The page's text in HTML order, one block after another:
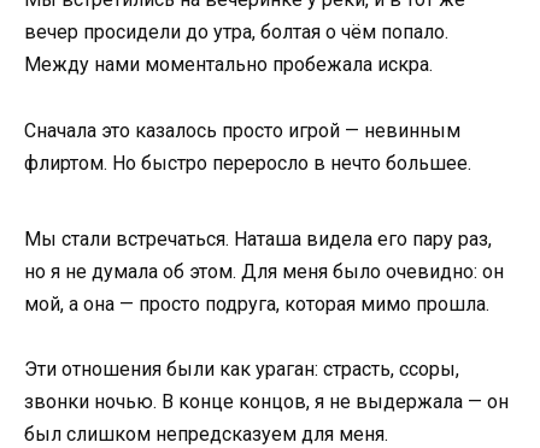
вечер просидели до утра, болтая о чём попало.
Между нами моментально пробежала искра.
Сначала это казалось просто игрой — невинным
флиртом. Но быстро переросло в нечто большее.
Мы стали встречаться. Наташа видела его пару раз,
но я не думала об этом. Для меня было очевидно: он
мой, а она — просто подруга, которая мимо прошла.
Эти отношения были как ураган: страсть, ссоры,
звонки ночью. В конце концов, я не выдержала — он
был слишком непредсказуем для меня.